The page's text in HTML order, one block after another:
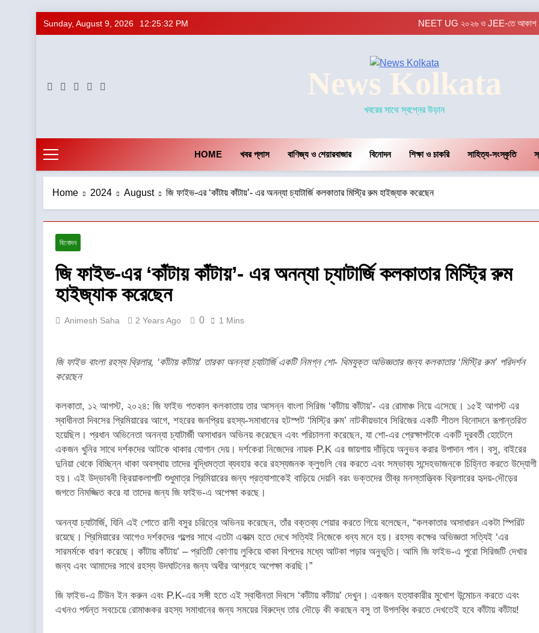
Skip
to
Sunday, August 9, 2026 12:25:33 PM
NEET UG ২০২৬ ও JEE-তে আকাশ
NEET UG ২০২৬ ও JEE-তে আকাশ
News Kolkata
খবরের সাথে স্বপ্নের উড়ান
HOME খবর প্লাস বাণিজ্য ও শেয়ারবাজার বিনোদন শিক্ষা ও চাকরি সাহিত্য-সংস্কৃতি
Home 2024 August জি ফাইভ-এর ‘কাঁটায় কাঁটায়’- এর অনন্যা চ্যাটার্জি কলকাতার মিস্ট্রি রুম হাইজ্যাক করেছেন
বিনোদন
জি ফাইভ-এর ‘কাঁটায় কাঁটায়’- এর অনন্যা চ্যাটার্জি কলকাতার মিস্ট্রি রুম
হাইজ্যাক করেছেন
Animesh Saha 2 Years Ago 0 1 Mins
জি ফাইভ বাংলা রহস্য থ্রিলার, ‘কাঁটায় কাঁটায়’ তারকা অনন্যা চ্যাটার্জি একটি নিমগ্ন শো- থিমযুক্ত অভিজ্ঞতার জন্য কলকাতার ‘মিস্ট্রি রুম’ পরিদর্শন
করেছেন
কলকাতা, ১২ আগস্ট, ২০২৪: জি ফাইভ গতকাল কলকাতায় তার আসন্ন বাংলা সিরিজ ‘কাঁটায় কাঁটায়’- এর রোমাঞ্চ নিয়ে এসেছে। ১৫ই আগস্ট এর
স্বাধীনতা দিবসের প্রিমিয়ারের আগে, শহরের জনপ্রিয় রহস্য-সমাধানের হটস্পট ‘মিস্ট্রি রুম’ নাটকীয়ভাবে সিরিজের একটি শীতল বিনোদনে রূপান্তরিত
হয়েছিল। প্রধান অভিনেতা অনন্যা চ্যাটার্জী অসাধারন অভিনয় করেছেন এবং পরিচালনা করেছেন, যা শো-এর প্রেক্ষাপটকে একটি দূরবর্তী হোটেলে
একজন খুনির সাথে দর্শকদের আটকে থাকার যোগান দেয়। দর্শকেরা নিজেদের নায়ক P.K এর জায়গায় দাঁড়িয়ে অনুভব করার উপাদান পান। বসু, বাইরের
দুনিয়া থেকে বিচ্ছিন্ন থাকা অবস্থায় তাদের বুদ্ধিমত্তা ব্যবহার করে রহস্যজনক ক্লুগুলি বের করতে এবং সম্ভাব্য সন্দেহভাজনকে চিহ্নিত করতে উদ্যোগী
হয়। এই উদ্ভাবনী ক্রিয়াকলাপটি শুধুমাত্র প্রিমিয়ারের জন্য প্রত্যাশাকেই বাড়িয়ে দেয়নি বরং ভক্তদের তীব্র মনস্তাত্ত্বিক থ্রিলারের হৃদয়-দৌড়ের
জগতে নিমজ্জিত করে যা তাদের জন্য জি ফাইভ-এ অপেক্ষা করছে।
অনন্যা চ্যাটার্জি, যিনি এই শোতে রানী বসুর চরিত্রে অভিনয় করেছেন, তাঁর বক্তব্য শেয়ার করতে গিয়ে বলেছেন, “কলকাতার অসাধারন একটা স্পিরিট
রয়েছে। প্রিমিয়ারের আগেও দর্শকদের গল্পের সাথে এতটা একাত্ম হতে দেখে সত্যিই নিজেকে ধন্য মনে হয়। রহস্য কক্ষের অভিজ্ঞতা সত্যিই ‘এর
সারমর্মকে ধারণ করেছে। কাঁটায় কাঁটায়’ – প্রতিটি কোণায় লুকিয়ে থাকা বিপদের মধ্যে আটকা পড়ার অনুভূতি। আমি জি ফাইভ-এ পুরো সিরিজটি দেখার
জন্য এবং আমাদের সাথে রহস্য উদঘাটনের জন্য অধীর আগ্রহে অপেক্ষা করছি।”
জি ফাইভ-এ টিউন ইন করুন এবং P.K-এর সঙ্গী হতে এই স্বাধীনতা দিবসে ‘কাঁটায় কাঁটায়’ দেখুন। একজন হত্যাকারীর মুখোশ উন্মোচন করতে এবং
এখনও পর্যন্ত সবচেয়ে রোমাঞ্চকর রহস্য সমাধানের জন্য সময়ের বিরুদ্ধে তার দৌড়ে কী করছেন বসু তা উপলব্ধি করতে দেখতেই হবে কাঁটায় কাঁটায়!